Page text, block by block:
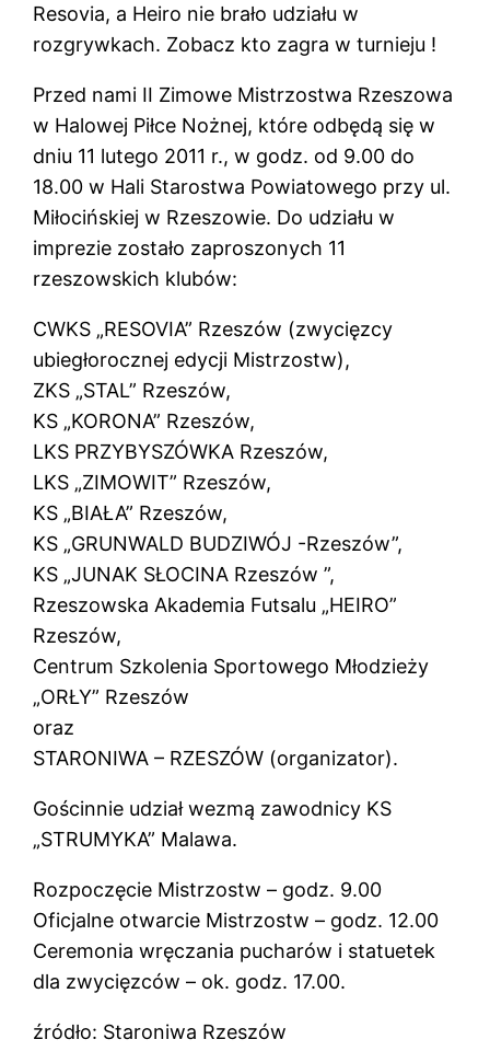
Resovia, a Heiro nie brało udziału w
rozgrywkach. Zobacz kto zagra w turnieju !
Przed nami II Zimowe Mistrzostwa Rzeszowa
w Halowej Piłce Nożnej, które odbędą się w
dniu 11 lutego 2011 r., w godz. od 9.00 do
18.00 w Hali Starostwa Powiatowego przy ul.
Miłocińskiej w Rzeszowie. Do udziału w
imprezie zostało zaproszonych 11
rzeszowskich klubów:
CWKS „RESOVIA” Rzeszów (zwycięzcy
ubiegłorocznej edycji Mistrzostw),
ZKS „STAL” Rzeszów,
KS „KORONA” Rzeszów,
LKS PRZYBYSZÓWKA Rzeszów,
LKS „ZIMOWIT” Rzeszów,
KS „BIAŁA” Rzeszów,
KS „GRUNWALD BUDZIWÓJ -Rzeszów”,
KS „JUNAK SŁOCINA Rzeszów ”,
Rzeszowska Akademia Futsalu „HEIRO”
Rzeszów,
Centrum Szkolenia Sportowego Młodzieży
„ORŁY” Rzeszów
oraz
STARONIWA – RZESZÓW (organizator).
Gościnnie udział wezmą zawodnicy KS
„STRUMYKA” Malawa.
Rozpoczęcie Mistrzostw – godz. 9.00
Oficjalne otwarcie Mistrzostw – godz. 12.00
Ceremonia wręczania pucharów i statuetek
dla zwycięzców – ok. godz. 17.00.
źródło: Staroniwa Rzeszów